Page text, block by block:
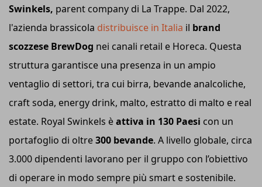
Swinkels, parent company di La Trappe. Dal 2022,
l'azienda brassicola distribuisce in Italia il brand
scozzese BrewDog nei canali retail e Horeca. Questa
struttura garantisce una presenza in un ampio
ventaglio di settori, tra cui birra, bevande analcoliche,
craft soda, energy drink, malto, estratto di malto e real
estate. Royal Swinkels èattiva in 130 Paesi con un
portafoglio di oltre300 bevande. A livello globale, circa
3.000 dipendenti lavorano per il gruppo con l’obiettivo
di operare in modo sempre più smart e sostenibile.